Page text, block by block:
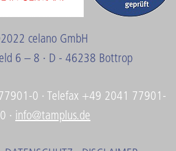
celano GmbH
6 – 8 · D - 46238 Bottrop
0 · Telefax +49 2041 77901-
· info@tamplus.de